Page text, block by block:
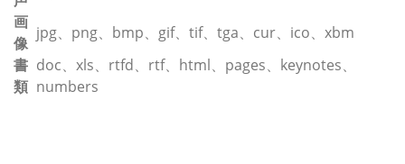
画
像
jpg、png、bmp、gif、tif、tga、cur、ico、xbm
書
類
doc、xls、rtfd、rtf、html、pages、keynotes、
numbers